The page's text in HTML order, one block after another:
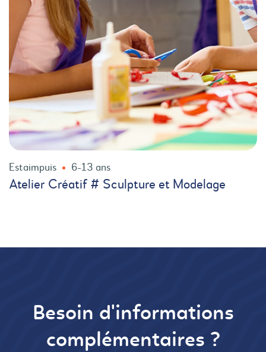
Estaimpuis 6-13 ans
Atelier Créatif # Sculpture et Modelage
Besoin d'informations
complémentaires ?